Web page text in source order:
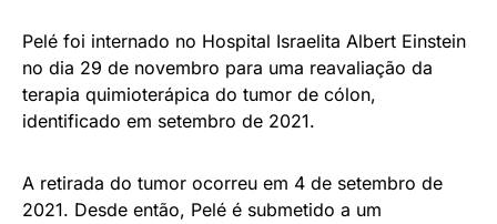
Pelé foi internado no Hospital Israelita Albert Einstein
no dia 29 de novembro para uma reavaliação da
terapia quimioterápica do tumor de cólon,
identificado em setembro de 2021.
A retirada do tumor ocorreu em 4 de setembro de
2021. Desde então, Pelé é submetido a um